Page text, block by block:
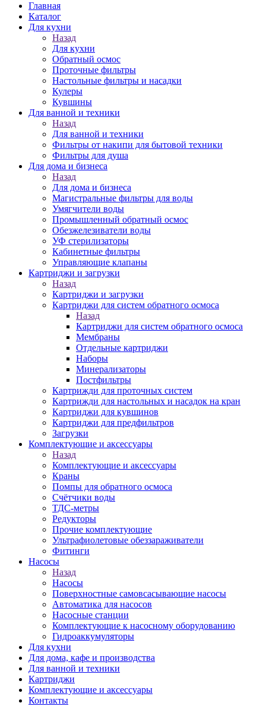
Главная
Каталог
Для кухни
Назад
Для кухни
Обратный осмос
Проточные фильтры
Настольные фильтры и насадки
Кулеры
Кувшины
Для ванной и техники
Назад
Для ванной и техники
Фильтры от накипи для бытовой техники
Фильтры для душа
Для дома и бизнеса
Назад
Для дома и бизнеса
Магистральные фильтры для воды
Умягчители воды
Промышленный обратный осмос
Обезжелезиватели воды
УФ стерилизаторы
Кабинетные фильтры
Управляющие клапаны
Картриджи и загрузки
Назад
Картриджи и загрузки
Картриджи для систем обратного осмоса
Назад
Картриджи для систем обратного осмоса
Мембраны
Отдельные картриджи
Наборы
Минерализаторы
Постфильтры
Картрижди для проточных систем
Картрижди для настольных и насадок на кран
Картриджи для кувшинов
Картриджи для предфильтров
Загрузки
Комплектующие и аксессуары
Назад
Комплектующие и аксессуары
Краны
Помпы для обратного осмоса
Счётчики воды
ТДС-метры
Редукторы
Прочие комплектующие
Ультрафиолетовые обеззараживатели
Фитинги
Насосы
Назад
Насосы
Поверхностные самовсасывающие насосы
Автоматика для насосов
Насосные станции
Комплектующие к насосному оборудованию
Гидроаккумуляторы
Для кухни
Для дома, кафе и производства
Для ванной и техники
Картриджи
Комплектующие и аксессуары
Контакты